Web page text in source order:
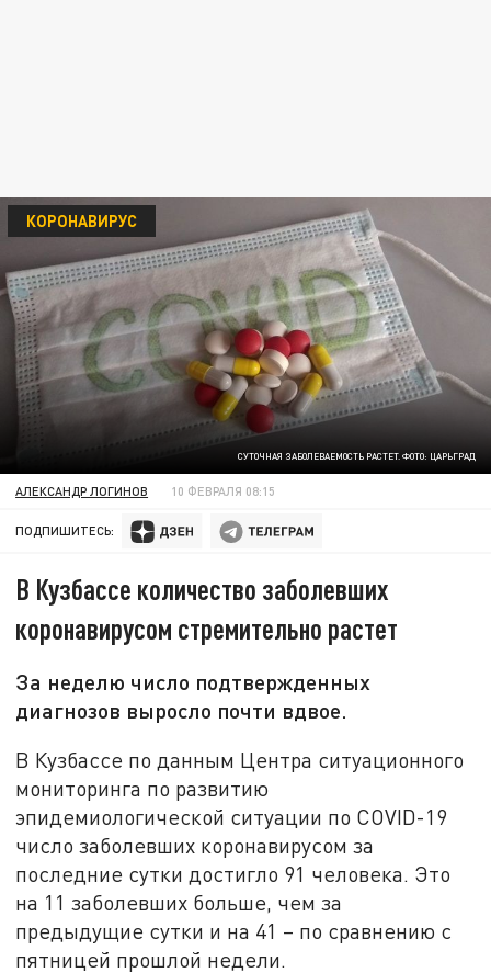
СУТОЧНАЯ ЗАБОЛЕВАЕМОСТЬ РАСТЕТ. ФОТО: ЦАРЬГРАД
КОРОНАВИРУС
АЛЕКСАНДР ЛОГИНОВ 10 ФЕВРАЛЯ 08:15
ПОДПИШИТЕСЬ:
В Кузбассе количество заболевших
коронавирусом стремительно растет
За неделю число подтвержденных
диагнозов выросло почти вдвое.
В Кузбассе по данным Центра ситуационного
мониторинга по развитию
эпидемиологической ситуации по COVID-19
число заболевших коронавирусом за
последние сутки достигло 91 человека. Это
на 11 заболевших больше, чем за
предыдущие сутки и на 41 – по сравнению с
пятницей прошлой недели.